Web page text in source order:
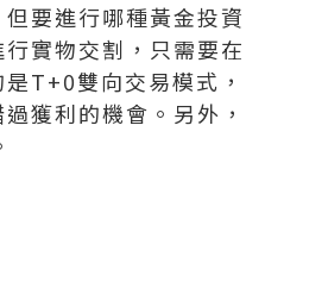
要進行哪種黃金投資
實物交割，只需要在
T+0雙向交易模式，
獲利的機會。另外，